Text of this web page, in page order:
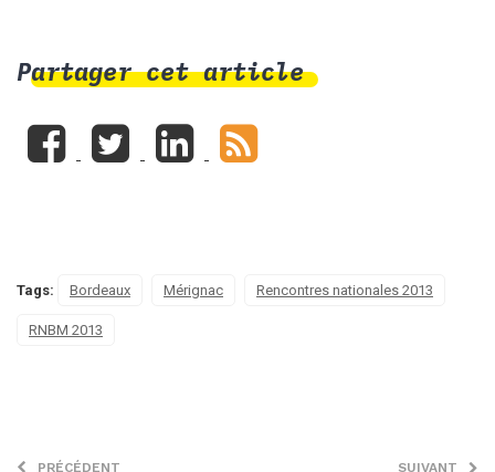
Partager cet article
Tags: Bordeaux Mérignac Rencontres nationales 2013
RNBM 2013
PRÉCÉDENT SUIVANT